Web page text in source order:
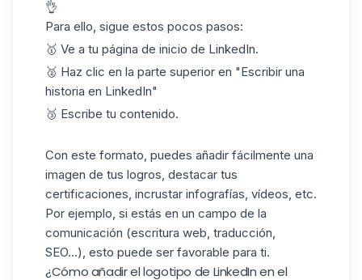
👌
Para ello, sigue estos pocos pasos:
🥇 Ve a tu página de inicio de LinkedIn.
🥈 Haz clic en la parte superior en "Escribir una
historia en LinkedIn"
🥉 Escribe tu contenido.
Con este formato, puedes añadir fácilmente una
imagen de tus logros, destacar tus
certificaciones, incrustar infografías, vídeos, etc.
Por ejemplo, si estás en un campo de la
comunicación (escritura web, traducción,
SEO...), esto puede ser favorable para ti.
¿Cómo añadir el logotipo de LinkedIn en el